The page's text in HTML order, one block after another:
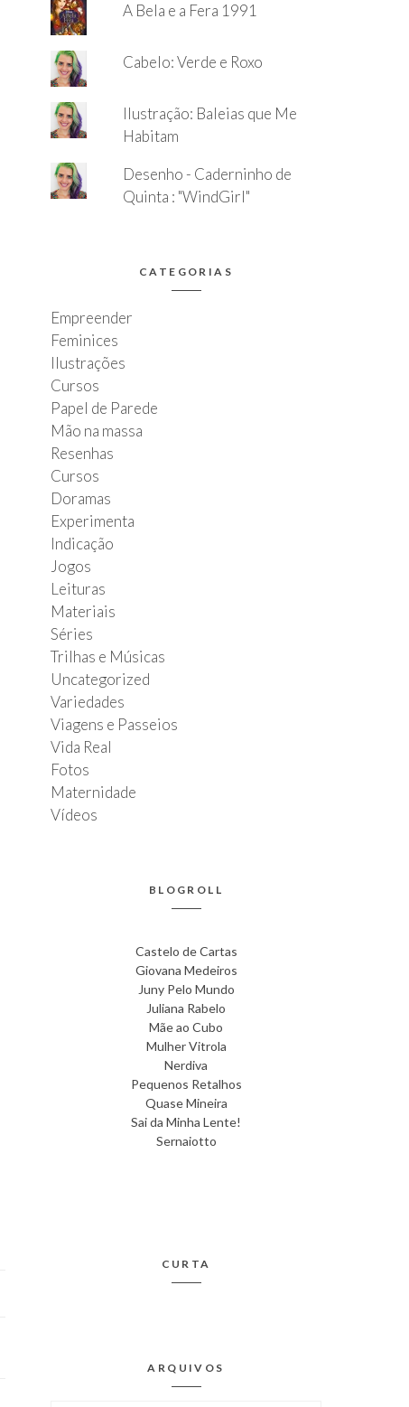
A Bela e a Fera 1991
Cabelo: Verde e Roxo
Ilustração: Baleias que Me
Habitam
Desenho - Caderninho de
Quinta : "WindGirl"
CATEGORIAS
Empreender
Feminices
Ilustrações
Cursos
Papel de Parede
Mão na massa
Resenhas
Cursos
Doramas
Experimenta
Indicação
Jogos
Leituras
Materiais
Séries
Trilhas e Músicas
Uncategorized
Variedades
Viagens e Passeios
Vida Real
Fotos
Maternidade
Vídeos
BLOGROLL
Castelo de Cartas
Giovana Medeiros
Juny Pelo Mundo
Juliana Rabelo
Mãe ao Cubo
Mulher Vitrola
Nerdiva
Pequenos Retalhos
Quase Mineira
Sai da Minha Lente!
Sernaiotto
CURTA
ARQUIVOS